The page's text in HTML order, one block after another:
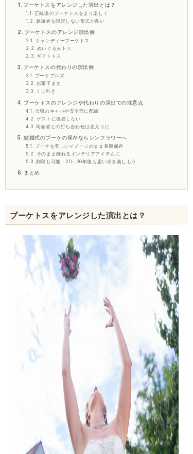
ブーケトスをアレンジした演出とは？
正統派のブーケトスをより楽しく
参加者を限定しない形式が多い
ブーケトスのアレンジ演出例
キャンディーブーケトス
ぬいぐるみトス
ギフトトス
ブーケトスの代わりの演出例
ブーケプルズ
お菓子まき
くじ引き
ブーケトスのアレンジや代わりの演出での注意点
会場のキャパや安全面に配慮
ゲストに強要しない
司会者との打ち合わせは念入りに
結婚式のブーケの保存ならシンフラワーへ
ブーケを美しいイメージのまま長期保存
そのまま飾れるインテリアアイテムに
刻印も可能！20～30年後も思い出を楽しもう
まとめ
ブーケトスをアレンジした演出とは？